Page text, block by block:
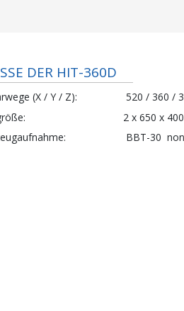
DER HIT-360D
(X / Y / Z) 520 / 360 /
2 x 650 x 400
BBT-30